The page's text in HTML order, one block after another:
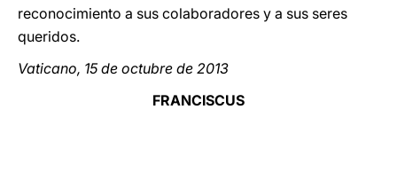
reconocimiento a sus colaboradores y a sus seres
queridos.
Vaticano, 15 de octubre de 2013
FRANCISCUS